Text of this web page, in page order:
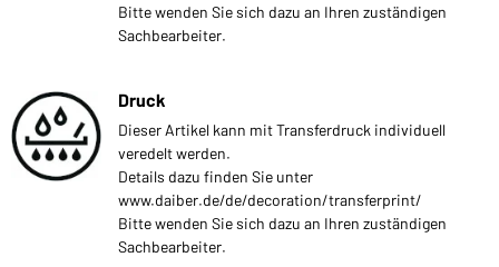
Bitte wenden Sie sich dazu an Ihren zuständigen
Sachbearbeiter.
Druck
Dieser Artikel kann mit Transferdruck individuell
veredelt werden.
Details dazu finden Sie unter
www.daiber.de/de/decoration/transferprint/
Bitte wenden Sie sich dazu an Ihren zuständigen
Sachbearbeiter.